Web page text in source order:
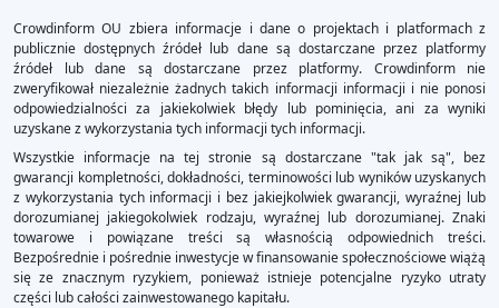
Crowdinform OU zbiera informacje i dane o projektach i platformach z
publicznie dostępnych źródeł lub dane są dostarczane przez platformy
źródeł lub dane są dostarczane przez platformy. Crowdinform nie
zweryfikował niezależnie żadnych takich informacji informacji i nie ponosi
odpowiedzialności za jakiekolwiek błędy lub pominięcia, ani za wyniki
uzyskane z wykorzystania tych informacji tych informacji.
Wszystkie informacje na tej stronie są dostarczane "tak jak są", bez
gwarancji kompletności, dokładności, terminowości lub wyników uzyskanych
z wykorzystania tych informacji i bez jakiejkolwiek gwarancji, wyraźnej lub
dorozumianej jakiegokolwiek rodzaju, wyraźnej lub dorozumianej. Znaki
towarowe i powiązane treści są własnością odpowiednich treści.
Bezpośrednie i pośrednie inwestycje w finansowanie społecznościowe wiążą
się ze znacznym ryzykiem, ponieważ istnieje potencjalne ryzyko utraty
części lub całości zainwestowanego kapitału.